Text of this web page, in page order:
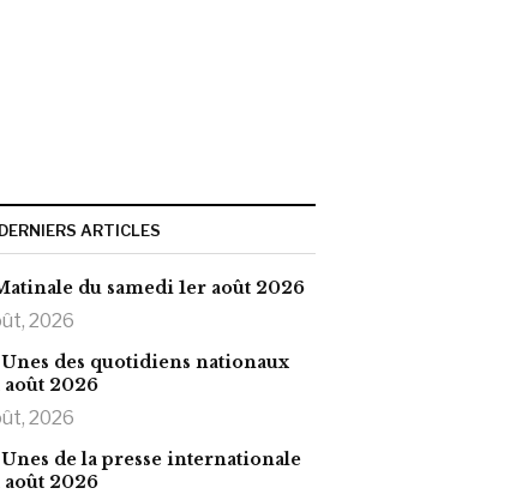
ARTICLES
du samedi 1er août 2026
2026
des quotidiens nationaux
août 2026
2026
de la presse internationale
août 2026